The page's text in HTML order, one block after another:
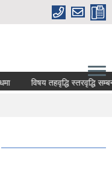
विषय तहवृद्धि स्तरवृद्धि